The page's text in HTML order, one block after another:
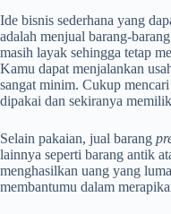
Ide bisnis sederhana yang
adalah menjual barang-barang
masih layak sehingga tetap
Kamu dapat menjalankan
sangat minim. Cukup
dipakai dan sekiranya
Selain pakaian, jual barang
lainnya seperti barang antik
menghasilkan uang yang
membantumu dalam